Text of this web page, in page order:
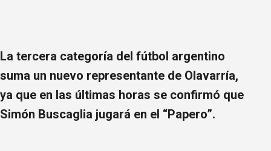
La tercera categoría del fútbol argentino
suma un nuevo representante de Olavarría,
ya que en las últimas horas se confirmó que
Simón Buscaglia jugará en el “Papero”.